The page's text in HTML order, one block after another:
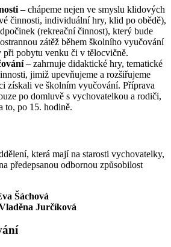
– chápeme nejen ve smyslu klidových
činnosti, individuální hry, klid po obědě),
(rekreační činnost), který bude
zátěž během školního vyučování
při pobytu venku či v tělocvičně.
– zahrnuje didaktické hry, tematické
jimiž upevňujeme a rozšiřujeme
získali ve školním vyučování. Příprava
po domluvě s vychovatelkou a rodiči,
to, po 15. hodině.
která mají na starosti vychovatelky,
předepsanou odbornou způsobilost
Šáchová
Jurčíková